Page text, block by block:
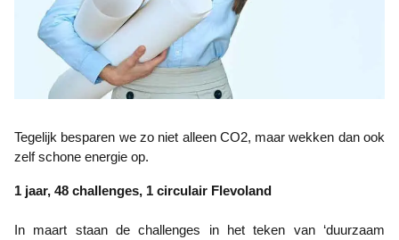
Tegelijk besparen we zo niet alleen CO2, maar wekken dan ook
zelf schone energie op.
1 jaar, 48 challenges, 1 circulair Flevoland
In maart staan de challenges in het teken van ‘duurzaam